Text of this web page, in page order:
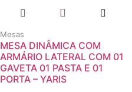
Mesas
MESA DINÂMICA COM
ARMÁRIO LATERAL COM 01
GAVETA 01 PASTA E 01
PORTA – YARIS